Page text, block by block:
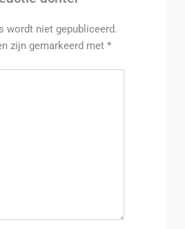
wordt niet gepubliceerd.
zijn gemarkeerd met*